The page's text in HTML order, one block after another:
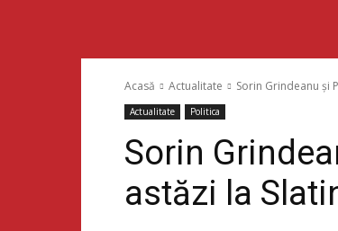
Acasă Actualitate Sorin Grindeanu și
Actualitate Politica
Sorin
astăzi la